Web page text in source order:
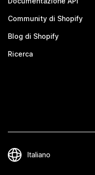
Community di Shopify
Blog di Shopify
Ricerca